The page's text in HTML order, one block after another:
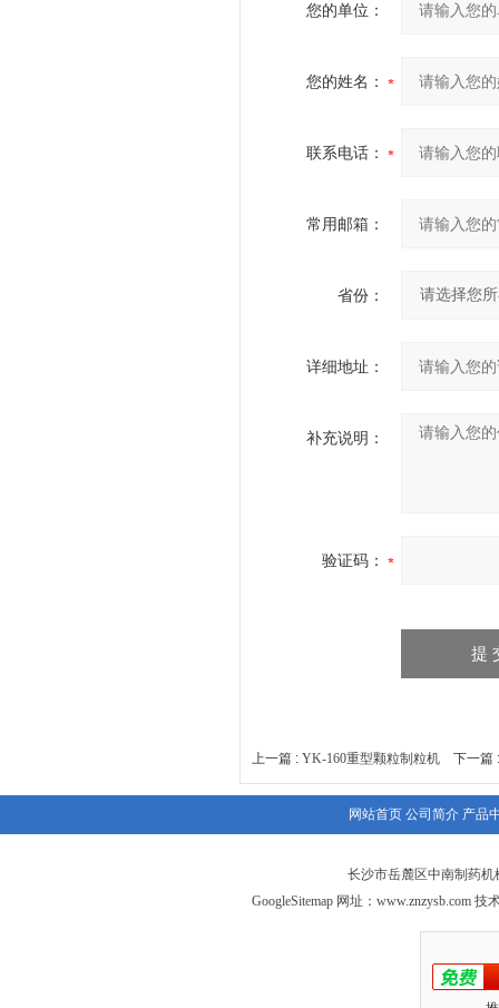
您的单位：
您的姓名：
联系电话：
常用邮箱：
省份：
详细地址：
补充说明：
验证码：
上一篇 : YK-160重型颗粒制粒机 下一
网站首页 公司简介 产品
长沙市岳麓区中南制药
GoogleSitemap 网址： www.znzysb.com 技